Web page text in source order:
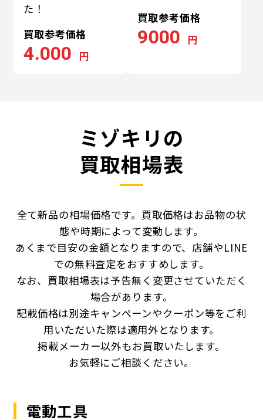
た！
買取参考価格
4.000 円
買取参考価格
9000 円
ミゾキリの
買取相場表
全て新品の相場価格です。買取価格はお品物の状
態や時期によって変動します。
あくまで目安の金額となりますので、店舗やLINE
での無料査定をおすすめします。
なお、買取相場表は予告無く変更させていただく
場合があります。
記載価格は別途キャンペーンやクーポン等をご利
用いただいた際は適用外となります。
掲載メーカー以外もお買取いたします。
お気軽にご相談ください。
電動工具